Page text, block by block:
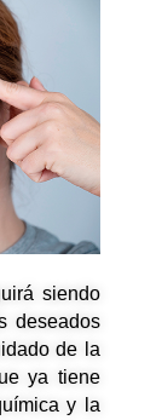
siendo
deseados
de la
ya tiene
y la